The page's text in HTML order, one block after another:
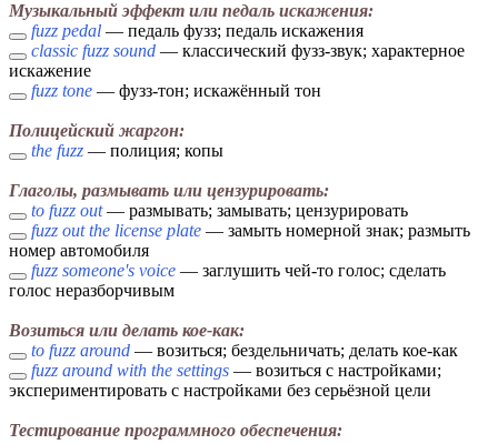
Музыкальный эффект или педаль искажения:
fuzz pedal — педаль фузз; педаль искажения
classic fuzz sound — классический фузз-звук; характерное
искажение
fuzz tone — фузз-тон; искажённый тон
Полицейский жаргон:
the fuzz — полиция; копы
Глаголы, размывать или цензурировать:
to fuzz out— размывать; замывать; цензурировать
fuzz out the license plate — замыть номерной знак; размыть
номер автомобиля
fuzz someone's voice — заглушить чей-то голос; сделать
голос неразборчивым
Возиться или делать кое-как:
to fuzz around — возиться; бездельничать; делать кое-как
fuzz around with the settings — возиться с настройками;
экспериментировать с настройками без серьёзной цели
Тестирование программного обеспечения: